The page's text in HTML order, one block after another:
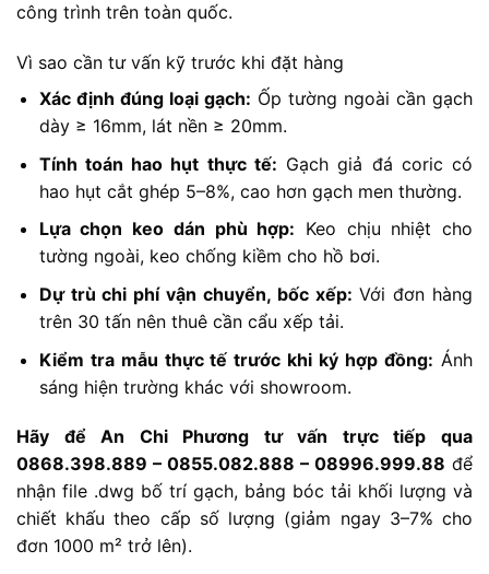
công trình trên toàn quốc.
Vì sao cần tư vấn kỹ trước khi đặt hàng
Xác định đúng loại gạch: Ốp tường ngoài cần gạch
dày ≥ 16mm, lát nền ≥ 20mm.
Tính toán hao hụt thực tế: Gạch giả đá coric có
hao hụt cắt ghép 5–8%, cao hơn gạch men thường.
Lựa chọn keo dán phù hợp: Keo chịu nhiệt cho
tường ngoài, keo chống kiềm cho hồ bơi.
Dự trù chi phí vận chuyển, bốc xếp: Với đơn hàng
trên 30 tấn nên thuê cần cẩu xếp tải.
Kiểm tra mẫu thực tế trước khi ký hợp đồng: Ánh
sáng hiện trường khác với showroom.
Hãy để An Chi Phương tư vấn trực tiếp qua
0868.398.889 – 0855.082.888 – 08996.999.88 để
nhận file .dwg bố trí gạch, bảng bóc tải khối lượng và
chiết khấu theo cấp số lượng (giảm ngay 3–7% cho
đơn 1000 m² trở lên).